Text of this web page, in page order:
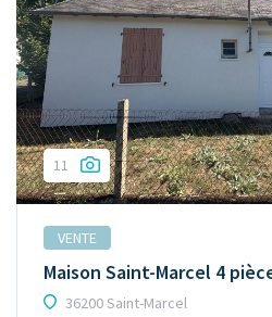
11
VENTE
Maison Saint-Marcel 4
36200 Saint-Marcel